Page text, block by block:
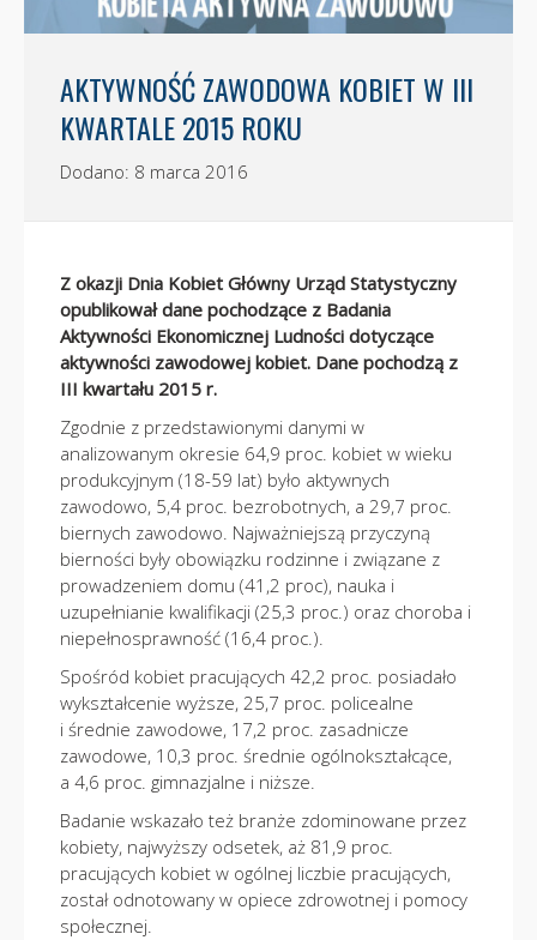
AKTYWNOŚĆ ZAWODOWA KOBIET W III
KWARTALE 2015 ROKU
Dodano: 8 marca 2016
Z okazji Dnia Kobiet Główny Urząd Statystyczny
opublikował dane pochodzące z Badania
Aktywności Ekonomicznej Ludności dotyczące
aktywności zawodowej kobiet. Dane pochodzą z
III kwartału 2015 r.
Zgodnie z przedstawionymi danymi w
analizowanym okresie 64,9 proc. kobiet w wieku
produkcyjnym (18-59 lat) było aktywnych
zawodowo, 5,4 proc. bezrobotnych, a 29,7 proc.
biernych zawodowo. Najważniejszą przyczyną
bierności były obowiązku rodzinne i związane z
prowadzeniem domu (41,2 proc), nauka i
uzupełnianie kwalifikacji (25,3 proc.) oraz choroba i
niepełnosprawność (16,4 proc.).
Spośród kobiet pracujących 42,2 proc. posiadało
wykształcenie wyższe, 25,7 proc. policealne
i średnie zawodowe, 17,2 proc. zasadnicze
zawodowe, 10,3 proc. średnie ogólnokształcące,
a 4,6 proc. gimnazjalne i niższe.
Badanie wskazało też branże zdominowane przez
kobiety, najwyższy odsetek, aż 81,9 proc.
pracujących kobiet w ogólnej liczbie pracujących,
został odnotowany w opiece zdrowotnej i pomocy
społecznej.